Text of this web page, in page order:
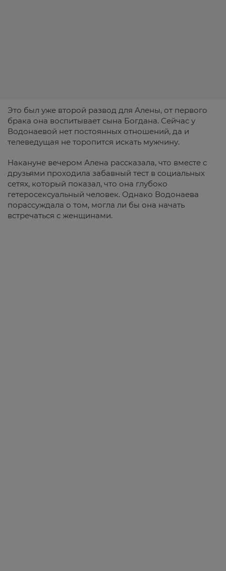
Это был уже второй развод для Алены, от первого
брака она воспитывает сына Богдана. Сейчас у
Водонаевой нет постоянных отношений, да и
телеведущая не торопится искать мужчину.
Накануне вечером Алена рассказала, что вместе с
друзьями проходила забавный тест в социальных
сетях, который показал, что она глубоко
гетеросексуальный человек. Однако Водонаева
порассуждала о том, могла ли бы она начать
встречаться с женщинами.